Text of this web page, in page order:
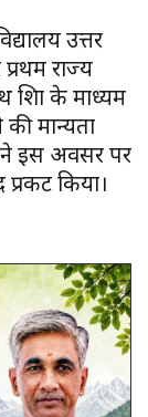
उत्तर
राज्य
के माध्यम
मान्यता
ने इस अवसर पर
किया।